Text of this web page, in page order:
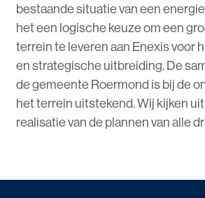
bestaande situatie van een
het een logische keuze om een
terrein te leveren aan Enexis voor
en strategische uitbreiding. De
de gemeente Roermond is bij de
het terrein uitstekend. Wij kijken
realisatie van de plannen van alle